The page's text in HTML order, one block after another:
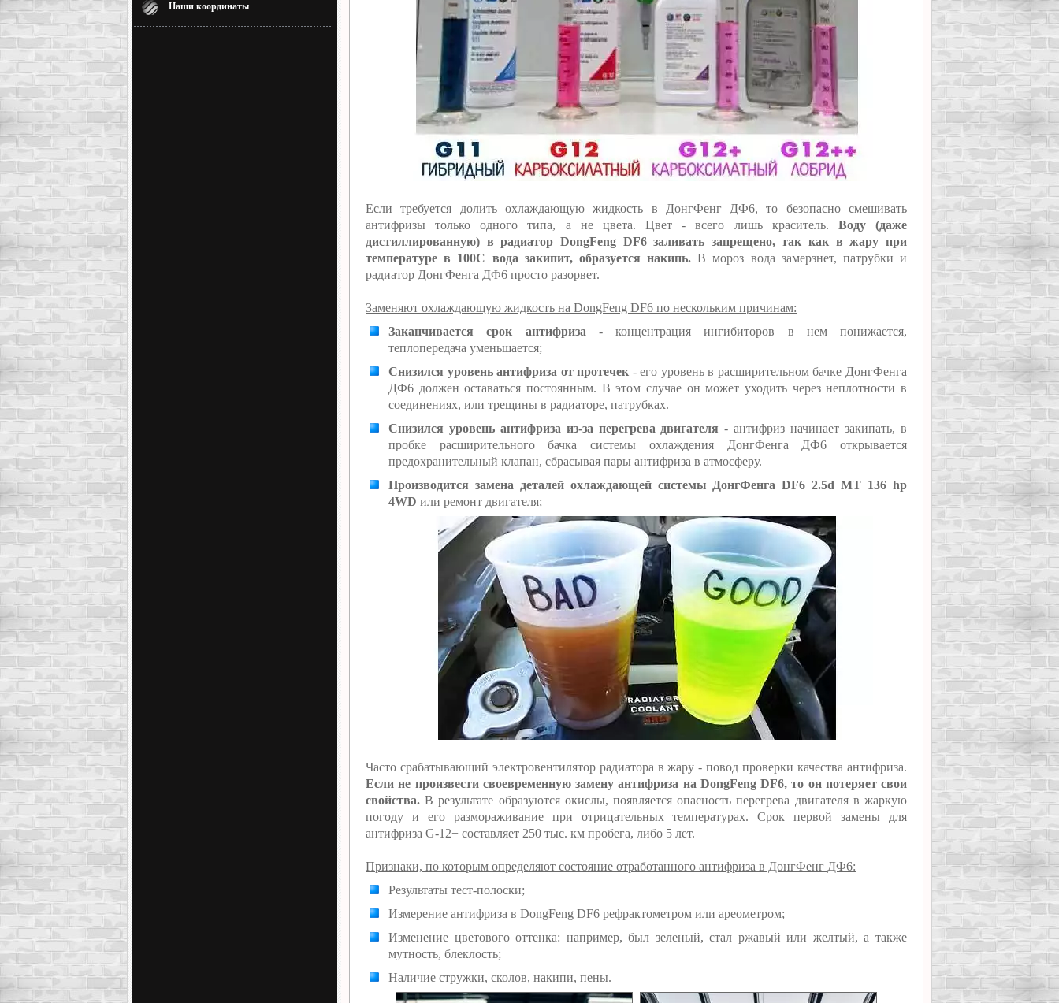
Наши координаты
Если требуется долить охлаждающую жидкость в ДонгФенг ДФ6, то безопасно смешивать
антифризы только одного типа, а не цвета. Цвет - всего лишь краситель. Воду (даже
дистиллированную) в радиатор DongFeng DF6 заливать запрещено, так как в жару при
температуре в 100С вода закипит, образуется накипь. В мороз вода замерзнет, патрубки и
радиатор ДонгФенга ДФ6 просто разорвет.
Заменяют охлаждающую жидкость на DongFeng DF6 по нескольким причинам:
Заканчивается срок антифриза - концентрация ингибиторов в нем понижается,
теплопередача уменьшается;
Снизился уровень антифриза от протечек - его уровень в расширительном бачке ДонгФенга
ДФ6 должен оставаться постоянным. В этом случае он может уходить через неплотности в
соединениях, или трещины в радиаторе, патрубках.
Снизился уровень антифриза из-за перегрева двигателя - антифриз начинает закипать, в
пробке расширительного бачка системы охлаждения ДонгФенга ДФ6 открывается
предохранительный клапан, сбрасывая пары антифриза в атмосферу.
Производится замена деталей охлаждающей системы ДонгФенга DF6 2.5d MT 136 hp
4WD или ремонт двигателя;
Часто срабатывающий электровентилятор радиатора в жару - повод проверки качества антифриза.
Если не произвести своевременную замену антифриза на DongFeng DF6, то он потеряет свои
свойства. В результате образуются окислы, появляется опасность перегрева двигателя в жаркую
погоду и его размораживание при отрицательных температурах. Срок первой замены для
антифриза G-12+ составляет 250 тыс. км пробега, либо 5 лет.
Признаки, по которым определяют состояние отработанного антифриза в ДонгФенг ДФ6:
Результаты тест-полоски;
Измерение антифриза в DongFeng DF6 рефрактометром или ареометром;
Изменение цветового оттенка: например, был зеленый, стал ржавый или желтый, а также
мутность, блеклость;
Наличие стружки, сколов, накипи, пены.